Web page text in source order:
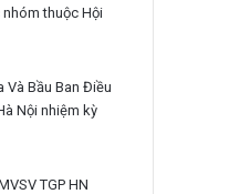
thuộc Hội
Và Bầu Ban Điều
Nội nhiệm kỳ
TGP HN